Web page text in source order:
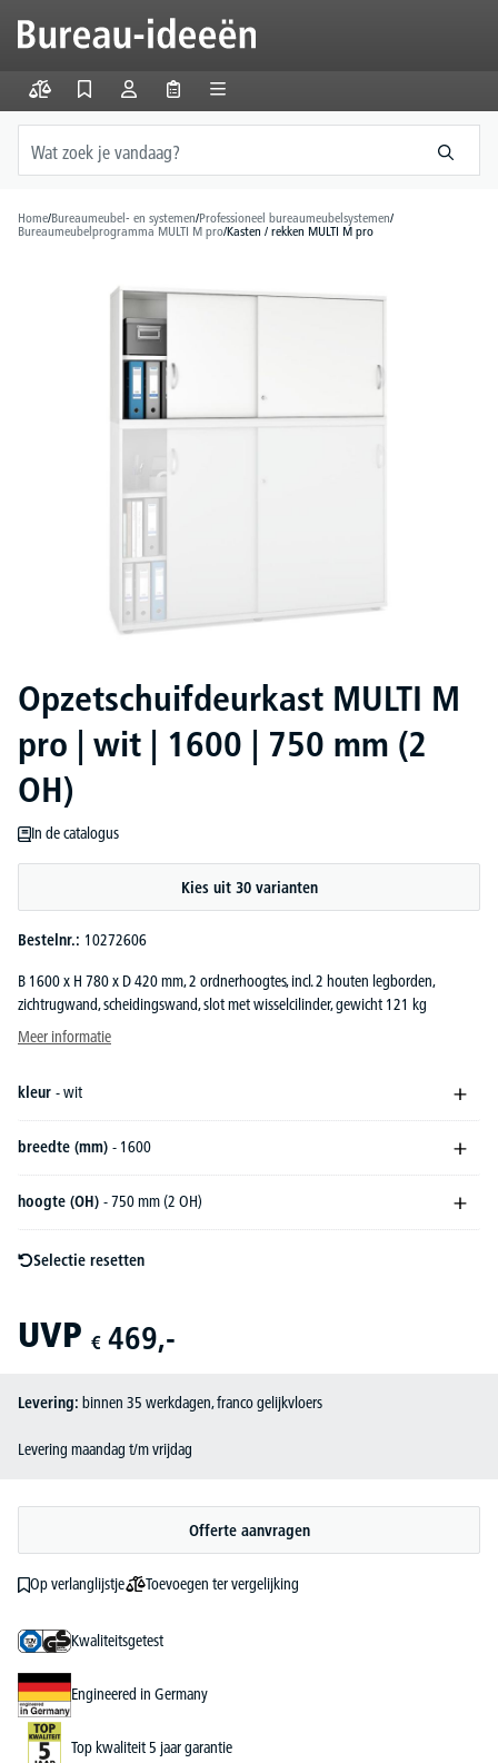
Home/Bureaumeubel- en systemen/Professioneel bureaumeubelsystemen/
Bureaumeubelprogramma MULTI M pro/Kasten / rekken MULTI M pro
Opzetschuifdeurkast MULTI M
pro | wit | 1600 | 750 mm (2
OH)
In de catalogus
Kies uit 30 varianten
Bestelnr.: 10272606
B 1600 x H 780 x D 420 mm, 2 ordnerhoogtes, incl. 2 houten legborden,
zichtrugwand, scheidingswand, slot met wisselcilinder, gewicht 121 kg
Meer informatie
kleur - wit
breedte (mm) - 1600
hoogte (OH) - 750 mm (2 OH)
Selectie resetten
UVP € 469,-
Levering: binnen 35 werkdagen, franco gelijkvloers
Levering maandag t/m vrijdag
Offerte aanvragen
Op verlanglijstje Toevoegen ter vergelijking
Kwaliteitsgetest
Engineered in Germany
Top kwaliteit 5 jaar garantie